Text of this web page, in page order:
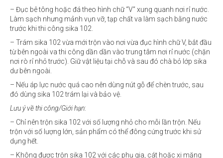
– Đục bê tông hoặc đá theo hình chữ “V” xung quanh nơi rỉ nước.
Làm sạch nhưng mảnh vụn vỡ, tạp chất va làm sạch bằng nước
trước khi thi công sika 102.
– Trám sika 102 vừa mới trộn vào nơi vừa đục hình chữ V, bắt đầu
từ bên ngoài va thi công dần dần vào trung tâm nơi rỉ nước (chặn
nơi rò rỉ nhỏ trước). Giữ vật liệu tại chỗ và sau đó chà bỏ lớp sika
dư bên ngoài.
– Nếu áp lực nước quá cao nên dùng nút gỗ để chèn trước, sau
đó dùng sika 102 trám lại và bảo vệ.
Lưu ý về thi công/Giới hạn:
– Chỉ nên trộn sika 102 với số lượng nhỏ cho mỗi lần trộn. Nếu
trộn với số lượng lớn, sản phẩm có thể đông cứng trước khi sử
dụng hết.
– Không được trộn sika 102 với các phụ gia, cát hoặc xi măng